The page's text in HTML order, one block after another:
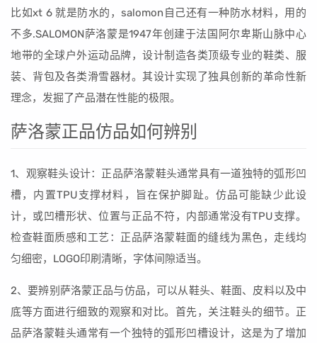
比如xt 6 就是防水的，salomon自己还有一种防水材料，用的
不多.SALOMON萨洛蒙是1947年创建于法国阿尔卑斯山脉中心
地带的全球户外运动品牌，设计制造各类顶级专业的鞋类、服
装、背包及各类滑雪器材。其设计实现了独具创新的革命性新
理念，发掘了产品潜在性能的极限。
萨洛蒙正品仿品如何辨别
1、观察鞋头设计：正品萨洛蒙鞋头通常具有一道独特的弧形凹
槽，内置TPU支撑材料，旨在保护脚趾。仿品可能缺少此设
计，或凹槽形状、位置与正品不符，内部通常没有TPU支撑。
检查鞋面质感和工艺：正品萨洛蒙鞋面的缝线为黑色，走线均
匀细密，LOGO印刷清晰，字体间隙适当。
2、要辨别萨洛蒙正品与仿品，可以从鞋头、鞋面、皮料以及中
底等方面进行细致的观察和对比。首先，关注鞋头的细节。正
品萨洛蒙鞋头通常有一个独特的弧形凹槽设计，这是为了增加